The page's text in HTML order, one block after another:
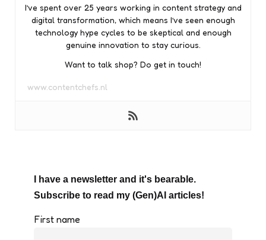
I’ve spent over 25 years working in content strategy and
digital transformation, which means I’ve seen enough
technology hype cycles to be skeptical and enough
genuine innovation to stay curious.
Want to talk shop? Do get in touch!
www.contentchefs.nl
I have a newsletter and it's bearable.
Subscribe to read my (Gen)AI articles!
First name